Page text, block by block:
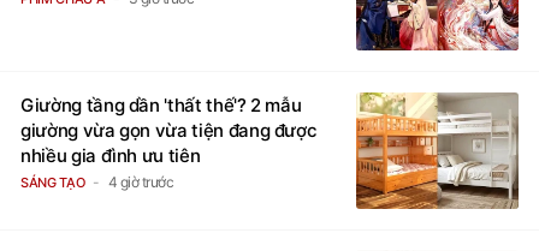
Giường tầng dần 'thất thế'? 2 mẫu
giường vừa gọn vừa tiện đang được
nhiều gia đình ưu tiên
SÁNG TẠO 4 giờ trước